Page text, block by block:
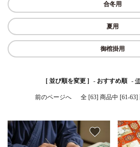
輪袈裟・畳袈裟
コート・雨具
欄間・障子・襖・翠
納骨壇
合冬用
夏用
御棺掛用
[ 並び順を変更 ] - おすすめ順 -
前のページへ 全 [63] 商品中 [61-
favorite